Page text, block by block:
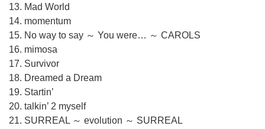
13. Mad World
14. momentum
15. No way to say ～ You were… ～ CAROLS
16. mimosa
17. Survivor
18. Dreamed a Dream
19. Startin’
20. talkin’ 2 myself
21. SURREAL ～ evolution ～ SURREAL